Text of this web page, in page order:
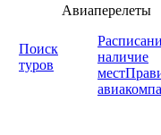
Поиск
туров
Авиаперелеты
наличие
мест